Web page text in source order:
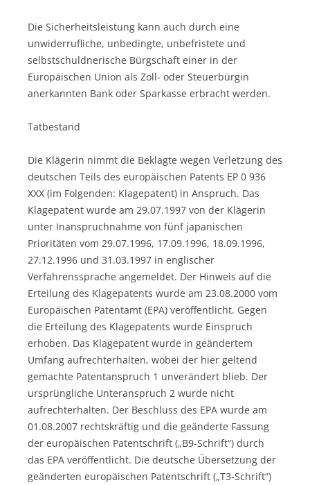
Die Sicherheitsleistung kann auch durch eine
unwiderrufliche, unbedingte, unbefristete und
selbstschuldnerische Bürgschaft einer in der
Europäischen Union als Zoll- oder Steuerbürgin
anerkannten Bank oder Sparkasse erbracht werden.
Tatbestand
Die Klägerin nimmt die Beklagte wegen Verletzung des
deutschen Teils des europäischen Patents EP 0 936
XXX (im Folgenden: Klagepatent) in Anspruch. Das
Klagepatent wurde am 29.07.1997 von der Klägerin
unter Inanspruchnahme von fünf japanischen
Prioritäten vom 29.07.1996, 17.09.1996, 18.09.1996,
27.12.1996 und 31.03.1997 in englischer
Verfahrenssprache angemeldet. Der Hinweis auf die
Erteilung des Klagepatents wurde am 23.08.2000 vom
Europäischen Patentamt (EPA) veröffentlicht. Gegen
die Erteilung des Klagepatents wurde Einspruch
erhoben. Das Klagepatent wurde in geändertem
Umfang aufrechterhalten, wobei der hier geltend
gemachte Patentanspruch 1 unverändert blieb. Der
ursprüngliche Unteranspruch 2 wurde nicht
aufrechterhalten. Der Beschluss des EPA wurde am
01.08.2007 rechtskräftig und die geänderte Fassung
der europäischen Patentschrift („B9-Schrift“) durch
das EPA veröffentlicht. Die deutsche Übersetzung der
geänderten europäischen Patentschrift („T3-Schrift“)